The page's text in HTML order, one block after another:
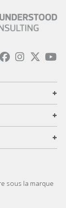
+
+
+
sous la marque